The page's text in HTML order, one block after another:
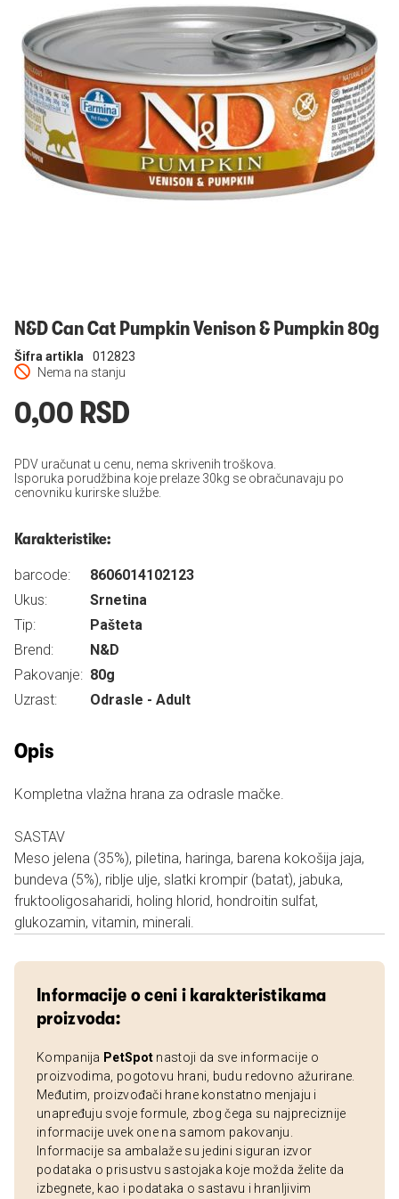
Prijavi se
N&D Can Cat Pumpkin Venison & Pumpkin 80g
Nema na stanju
Šifra artikla 012823
0,00 RSD
PDV uračunat u cenu, nema skrivenih troškova.
Isporuka porudžbina koje prelaze 30kg se obračunavaju po
cenovniku kurirske službe.
Karakteristike:
barcode:
8606014102123
Ukus:
Srnetina
Tip:
Pašteta
Brend:
N&D
Pakovanje: 80g
Uzrast:
Odrasle - Adult
Opis
Kompletna vlažna hrana za odrasle mačke.
SASTAV
Meso jelena (35%), piletina, haringa, barena kokošija jaja,
bundeva (5%), riblje ulje, slatki krompir (batat), jabuka,
fruktooligosaharidi, holing hlorid, hondroitin sulfat,
glukozamin, vitamin, minerali.
Informacije o ceni i karakteristikama
proizvoda:
Kompanija PetSpot nastoji da sve informacije o
proizvodima, pogotovu hrani, budu redovno ažurirane.
Međutim, proizvođači hrane konstatno menjaju i
unapređuju svoje formule, zbog čega su najpreciznije
informacije uvek one na samom pakovanju.
Informacije sa ambalaže su jedini siguran izvor
podataka o prisustvu sastojaka koje možda želite da
izbegnete, kao i podataka o sastavu i hranljivim